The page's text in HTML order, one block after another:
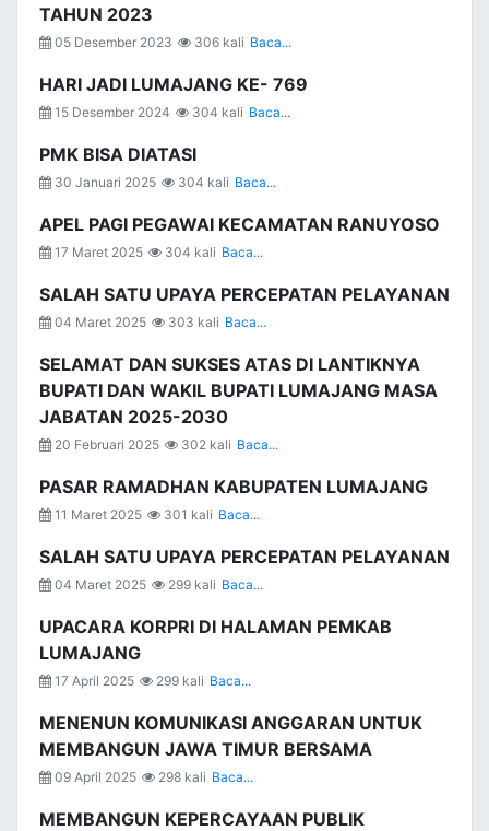
TAHUN 2023
05 Desember 2023 306 kali Baca...
HARI JADI LUMAJANG KE- 769
15 Desember 2024 304 kali Baca...
PMK BISA DIATASI
30 Januari 2025 304 kali Baca...
APEL PAGI PEGAWAI KECAMATAN RANUYOSO
17 Maret 2025 304 kali Baca...
SALAH SATU UPAYA PERCEPATAN PELAYANAN
04 Maret 2025 303 kali Baca...
SELAMAT DAN SUKSES ATAS DI LANTIKNYA
BUPATI DAN WAKIL BUPATI LUMAJANG MASA
JABATAN 2025-2030
20 Februari 2025 302 kali Baca...
PASAR RAMADHAN KABUPATEN LUMAJANG
11 Maret 2025 301 kali Baca...
SALAH SATU UPAYA PERCEPATAN PELAYANAN
04 Maret 2025 299 kali Baca...
UPACARA KORPRI DI HALAMAN PEMKAB
LUMAJANG
17 April 2025 299 kali Baca...
MENENUN KOMUNIKASI ANGGARAN UNTUK
MEMBANGUN JAWA TIMUR BERSAMA
09 April 2025 298 kali Baca...
MEMBANGUN KEPERCAYAAN PUBLIK